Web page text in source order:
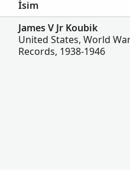
İsim
James V Jr Koubik
United States, World
Records, 1938-1946